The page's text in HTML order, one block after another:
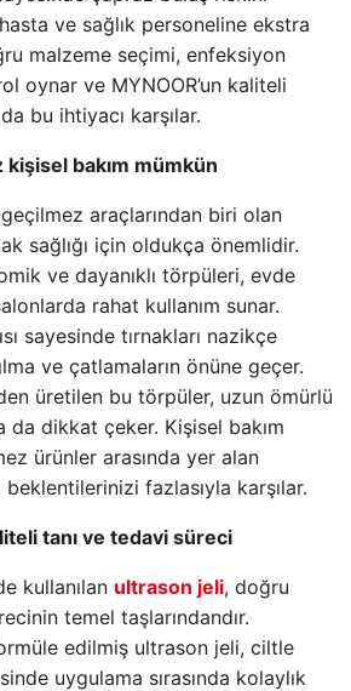
ve sağlık personeline ekstra
malzeme seçimi, enfeksiyon
oynar ve MYNOOR’un kaliteli
bu ihtiyacı karşılar.
bakım mümkün
araçlarından biri olan
sağlığı için oldukça önemlidir.
ve dayanıklı törpüleri, evde
rahat kullanım sunar.
sayesinde tırnakları nazikçe
ve çatlamaların önüne geçer.
üretilen bu törpüler, uzun ömürlü
da dikkat çeker. Kişisel bakım
ürünler arasında yer alan
fazlasıyla karşılar.
tanı ve tedavi süreci
kullanılan ultrason jeli, doğru
temel taşlarındandır.
edilmiş ultrason jeli, ciltle
uygulama sırasında kolaylık